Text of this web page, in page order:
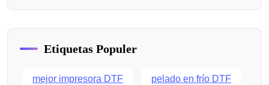
Etiquetas Populer
mejor impresora DTF pelado en frío DTF